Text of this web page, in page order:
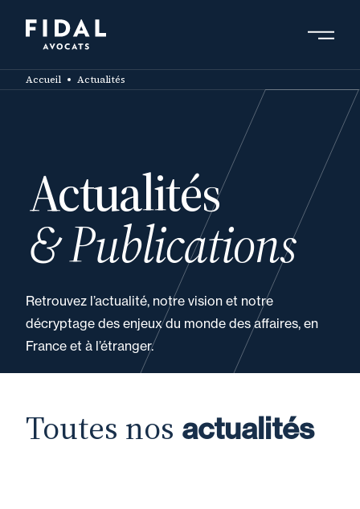
contenu
principal
Accueil Actualités
Actualités
& Publications
Retrouvez l’actualité, notre vision et notre
décryptage des enjeux du monde des affaires, en
France et à l’étranger.
Toutes nos actualités